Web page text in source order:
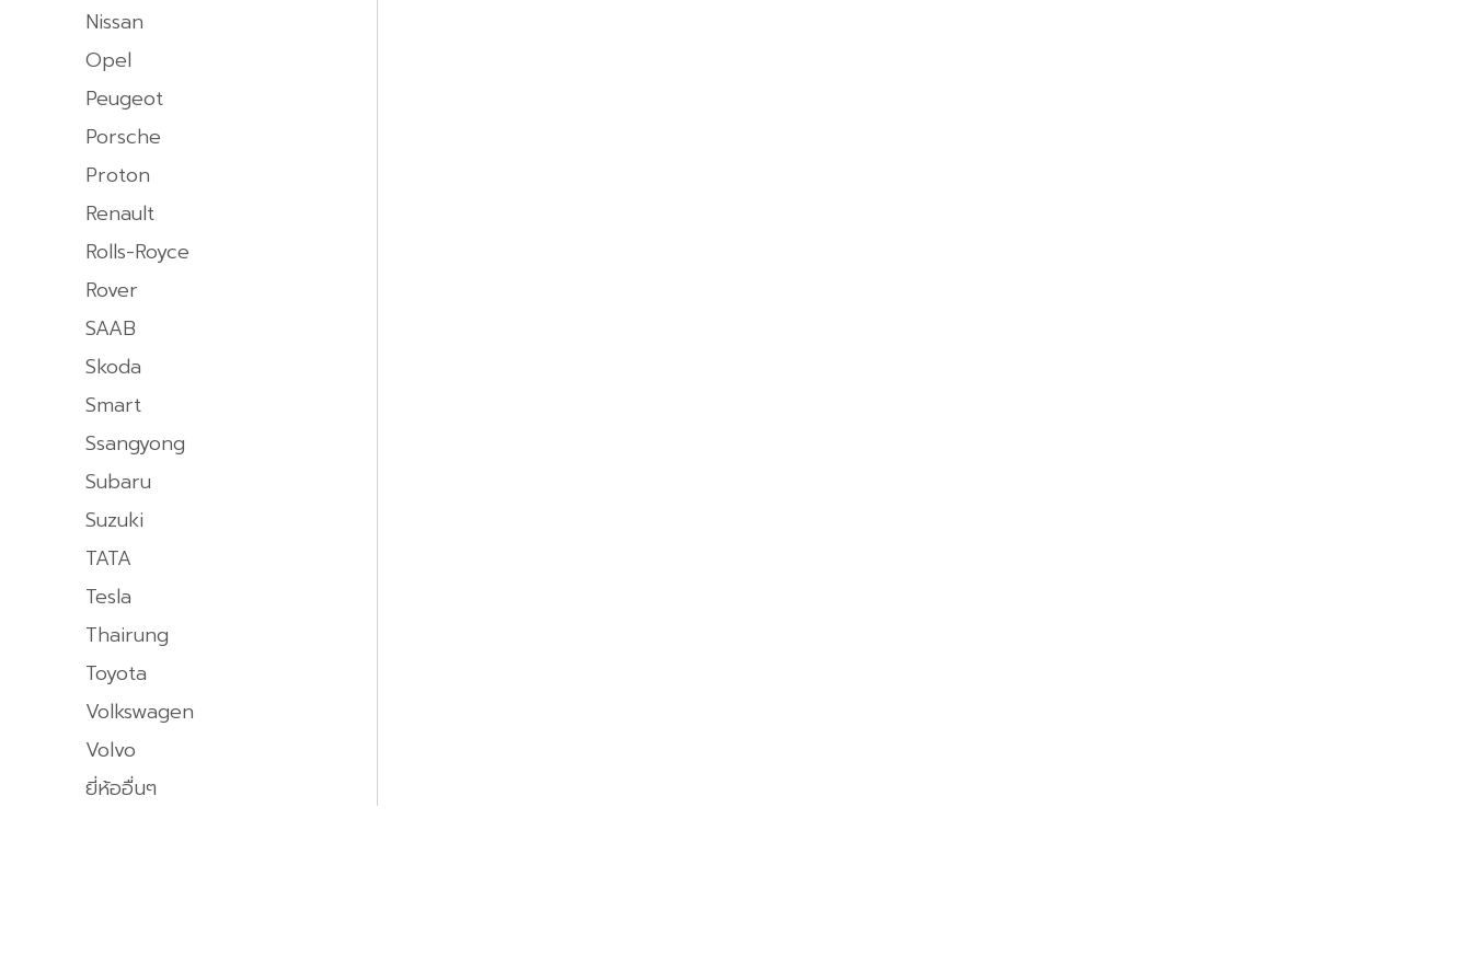
Nissan
Opel
Peugeot
Porsche
Proton
Renault
Rolls-Royce
Rover
SAAB
Skoda
Smart
Ssangyong
Subaru
Suzuki
TATA
Tesla
Thairung
Toyota
Volkswagen
Volvo
ยี่ห้ออื่นๆ